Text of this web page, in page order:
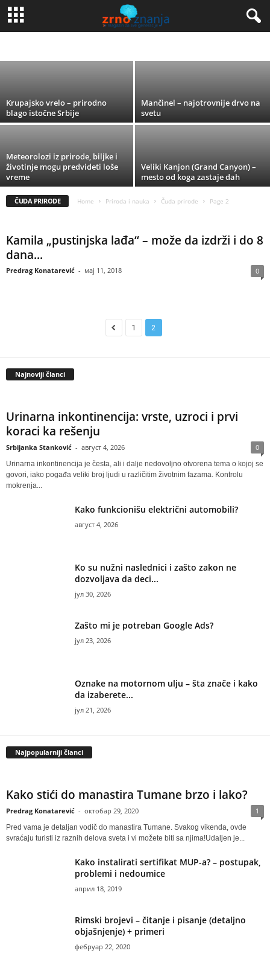
Nijagarini vodopadi i region Velikih jezera
Krupajsko vrelo – prirodno
blago istočne Srbije
Mančinel – najotrovnije drvo na
svetu
Meteorolozi iz prirode, biljke i
životinje mogu predvideti loše
vreme
Veliki Kanjon (Grand Canyon) –
mesto od koga zastaje dah
ČUDA PRIRODE Home Priroda i nauka Čuda prirode Page 2
Kamila „pustinjska lađa“ – može da izdrži i do 8
dana...
Predrag Konatarević - мај 11, 2018 0
1 2
Najnoviji članci
Urinarna inkontinencija: vrste, uzroci i prvi
koraci ka rešenju
Srbijanka Stanković - август 4, 2026 0
Urinarna inkontinencija je česta, ali i dalje nedovoljno otvorena tema o kojoj se
govori, iako pogađa veliki broj ljudi u različitim životnim fazama. Kontrolu
mokrenja...
Kako funkcionišu električni automobili?
август 4, 2026
Ko su nužni naslednici i zašto zakon ne
dozvoljava da deci...
јул 30, 2026
Zašto mi je potreban Google Ads?
јул 23, 2026
Oznake na motornom ulju – šta znače i kako
da izaberete...
јул 21, 2026
Najpopularniji članci
Kako stići do manastira Tumane brzo i lako?
Predrag Konatarević - октобар 29, 2020 1
Pred vama je detaljan vodič do manastira Tumane. Svakog vikenda, ovde
svraćaju turisti iz raznih delova sveta i vi možete biti sa njima!Udaljen je...
Kako instalirati sertifikat MUP-a? – postupak,
problemi i nedoumice
април 18, 2019
Rimski brojevi – čitanje i pisanje (detaljno
objašnjenje) + primeri
фебруар 22, 2020